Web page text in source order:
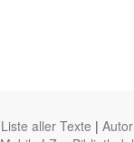
Liste aller Texte |